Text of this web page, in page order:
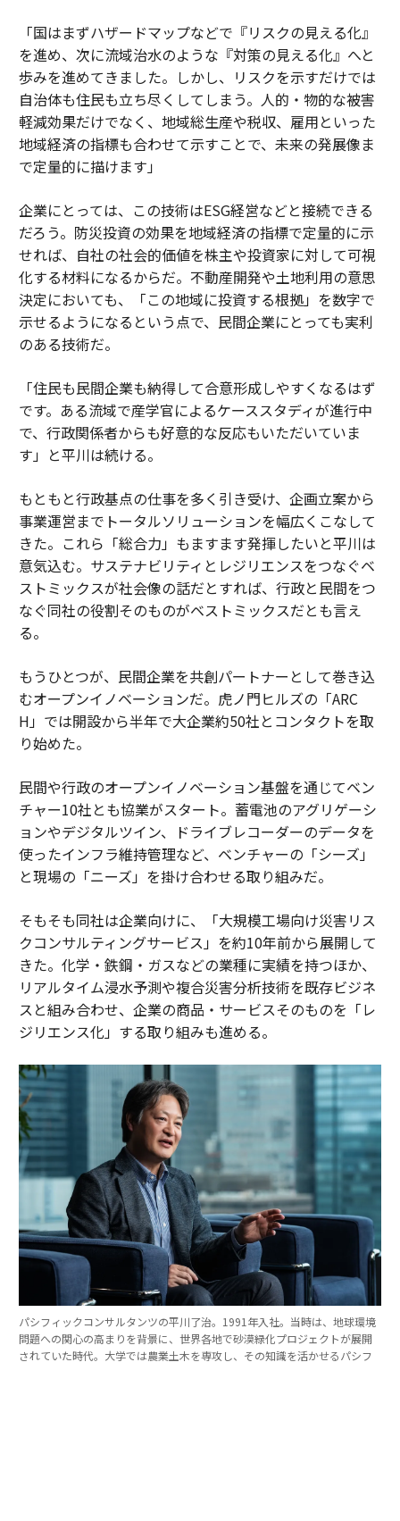
「国はまずハザードマップなどで『リスクの見える化』
を進め、次に流域治水のような『対策の見える化』へと
歩みを進めてきました。しかし、リスクを示すだけでは
自治体も住民も立ち尽くしてしまう。人的・物的な被害
軽減効果だけでなく、地域総生産や税収、雇用といった
地域経済の指標も合わせて示すことで、未来の発展像ま
で定量的に描けます」
企業にとっては、この技術はESG経営などと接続できる
だろう。防災投資の効果を地域経済の指標で定量的に示
せれば、自社の社会的価値を株主や投資家に対して可視
化する材料になるからだ。不動産開発や土地利用の意思
決定においても、「この地域に投資する根拠」を数字で
示せるようになるという点で、民間企業にとっても実利
のある技術だ。
「住民も民間企業も納得して合意形成しやすくなるはず
です。ある流域で産学官によるケーススタディが進行中
で、行政関係者からも好意的な反応もいただいていま
す」と平川は続ける。
もともと行政基点の仕事を多く引き受け、企画立案から
事業運営までトータルソリューションを幅広くこなして
きた。これら「総合力」もますます発揮したいと平川は
意気込む。サステナビリティとレジリエンスをつなぐベ
ストミックスが社会像の話だとすれば、行政と民間をつ
なぐ同社の役割そのものがベストミックスだとも言え
る。
もうひとつが、民間企業を共創パートナーとして巻き込
むオープンイノベーションだ。虎ノ門ヒルズの「ARC
H」では開設から半年で大企業約50社とコンタクトを取
り始めた。
民間や行政のオープンイノベーション基盤を通じてベン
チャー10社とも協業がスタート。蓄電池のアグリゲーシ
ョンやデジタルツイン、ドライブレコーダーのデータを
使ったインフラ維持管理など、ベンチャーの「シーズ」
と現場の「ニーズ」を掛け合わせる取り組みだ。
そもそも同社は企業向けに、「大規模工場向け災害リス
クコンサルティングサービス」を約10年前から展開して
きた。化学・鉄鋼・ガスなどの業種に実績を持つほか、
リアルタイム浸水予測や複合災害分析技術を既存ビジネ
スと組み合わせ、企業の商品・サービスそのものを「レ
ジリエンス化」する取り組みも進める。
パシフィックコンサルタンツの平川了治。1991年入社。当時は、地球環境
問題への関心の高まりを背景に、世界各地で砂漠緑化プロジェクトが展開
されていた時代。大学では農業土木を専攻し、その知識を活かせるパシフ